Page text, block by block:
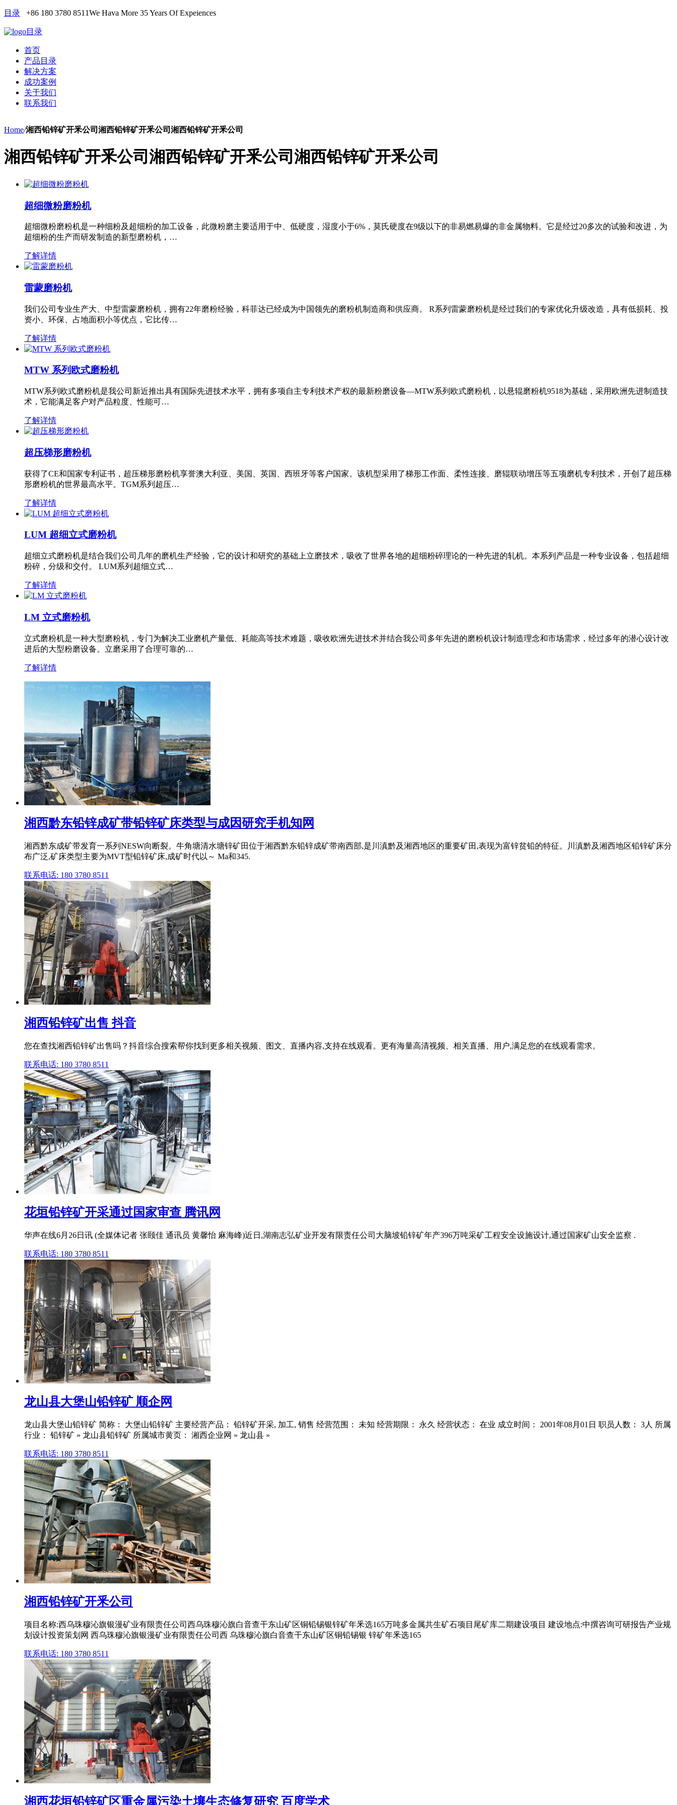
目录 +86 180 3780 8511We Hava More 35 Years Of Expeiences
目录
首页
产品目录
解决方案
成功案例
关于我们
联系我们
Home/湘西铅锌矿开釆公司湘西铅锌矿开釆公司湘西铅锌矿开釆公司
湘西铅锌矿开釆公司湘西铅锌矿开釆公司湘西铅锌矿开釆公司
超细微粉磨粉机
超细微粉磨粉机是一种细粉及超细粉的加工设备，此微粉磨主要适用于中、低硬度，湿度小于6%，莫氏硬度在9级以下的非易燃易爆的非金属物料。它是经过20多次的试验和改进，为
超细粉的生产而研发制造的新型磨粉机，…
了解详情
雷蒙磨粉机
我们公司专业生产大、中型雷蒙磨粉机，拥有22年磨粉经验，科菲达已经成为中国领先的磨粉机制造商和供应商。 R系列雷蒙磨粉机是经过我们的专家优化升级改造，具有低损耗、投
资小、环保、占地面积小等优点，它比传…
了解详情
MTW 系列欧式磨粉机
MTW系列欧式磨粉机是我公司新近推出具有国际先进技术水平，拥有多项自主专利技术产权的最新粉磨设备—MTW系列欧式磨粉机，以悬辊磨粉机9518为基础，采用欧洲先进制造技
术，它能满足客户对产品粒度、性能可…
了解详情
超压梯形磨粉机
获得了CE和国家专利证书，超压梯形磨粉机享誉澳大利亚、美国、英国、西班牙等客户国家。该机型采用了梯形工作面、柔性连接、磨辊联动增压等五项磨机专利技术，开创了超压梯
形磨粉机的世界最高水平。TGM系列超压…
了解详情
LUM 超细立式磨粉机
超细立式磨粉机是结合我们公司几年的磨机生产经验，它的设计和研究的基础上立磨技术，吸收了世界各地的超细粉碎理论的一种先进的轧机。本系列产品是一种专业设备，包括超细
粉碎，分级和交付。 LUM系列超细立式…
了解详情
LM 立式磨粉机
立式磨粉机是一种大型磨粉机，专门为解决工业磨机产量低、耗能高等技术难题，吸收欧洲先进技术并结合我公司多年先进的磨粉机设计制造理念和市场需求，经过多年的潜心设计改
进后的大型粉磨设备。立磨采用了合理可靠的…
了解详情
湘西黔东铅锌成矿带铅锌矿床类型与成因研究手机知网
湘西黔东成矿带发育一系列NESW向断裂。牛角塘清水塘锌矿田位于湘西黔东铅锌成矿带南西部,是川滇黔及湘西地区的重要矿田,表现为富锌贫铅的特征。川滇黔及湘西地区铅锌矿床分
布广泛,矿床类型主要为MVT型铅锌矿床,成矿时代以～ Ma和345.
联系电话: 180 3780 8511
湘西铅锌矿出售 抖音
您在查找湘西铅锌矿出售吗？抖音综合搜索帮你找到更多相关视频、图文、直播内容,支持在线观看。更有海量高清视频、相关直播、用户,满足您的在线观看需求。
联系电话: 180 3780 8511
花垣铅锌矿开采通过国家审查 腾讯网
华声在线6月26日讯 (全媒体记者 张颐佳 通讯员 黄馨怡 麻海峰)近日,湖南志弘矿业开发有限责任公司大脑坡铅锌矿年产396万吨采矿工程安全设施设计,通过国家矿山安全监察 .
联系电话: 180 3780 8511
龙山县大堡山铅锌矿 顺企网
龙山县大堡山铅锌矿 简称： 大堡山铅锌矿 主要经营产品： 铅锌矿开采, 加工, 销售 经营范围： 未知 经营期限： 永久 经营状态： 在业 成立时间： 2001年08月01日 职员人数： 3人 所属
行业： 铅锌矿 » 龙山县铅锌矿 所属城市黄页： 湘西企业网 » 龙山县 »
联系电话: 180 3780 8511
湘西铅锌矿开釆公司
项目名称:西乌珠穆沁旗银漫矿业有限责任公司西乌珠穆沁旗白音查干东山矿区铜铅锡银锌矿年釆选165万吨多金属共生矿石项目尾矿库二期建设项目 建设地点:中撰咨询可研报告产业规
划设计投资策划网 西乌珠穆沁旗银漫矿业有限责任公司西 乌珠穆沁旗白音查干东山矿区铜铅锡银 锌矿年釆选165
联系电话: 180 3780 8511
湘西花垣铅锌矿区重金属污染土壤生态修复研究 百度学术